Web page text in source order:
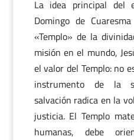
La idea principal del
Domingo de
«Templo» de la
misión en el mundo,
el valor del Templo: no
instrumento de la
salvación radica en la
justicia. El Templo
humanas, debe